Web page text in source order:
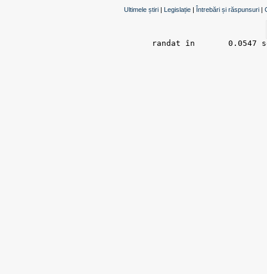
Ultimele știri | Legislație | Întrebări și răspunsuri |
randat în